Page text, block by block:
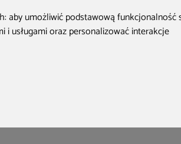
aby umożliwić podstawową funkcjonalność
i usługami oraz personalizować interakcje